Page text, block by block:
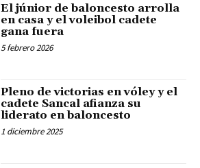
El júnior de baloncesto arrolla
en casa y el voleibol cadete
gana fuera
5 febrero 2026
Pleno de victorias en vóley y el
cadete Sancal afianza su
liderato en baloncesto
1 diciembre 2025